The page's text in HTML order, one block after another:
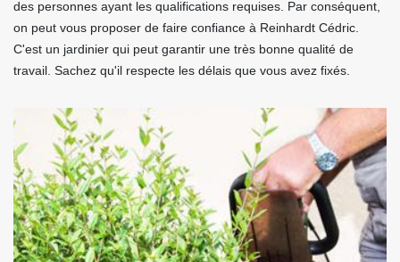
des personnes ayant les qualifications requises. Par conséquent,
on peut vous proposer de faire confiance à Reinhardt Cédric.
C'est un jardinier qui peut garantir une très bonne qualité de
travail. Sachez qu'il respecte les délais que vous avez fixés.